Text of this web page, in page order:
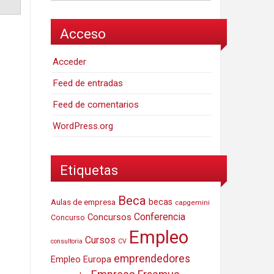
Acceso
Acceder
Feed de entradas
Feed de comentarios
WordPress.org
Etiquetas
Aulas de empresa Beca becas capgemini
Concurso Concursos Conferencia
consultoria Cursos CV Empleo
Empleo Europa emprendedores